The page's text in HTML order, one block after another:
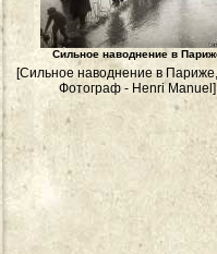
Сильное наводнение в
[Сильное наводнение в
Фотограф - Henri Manuel]